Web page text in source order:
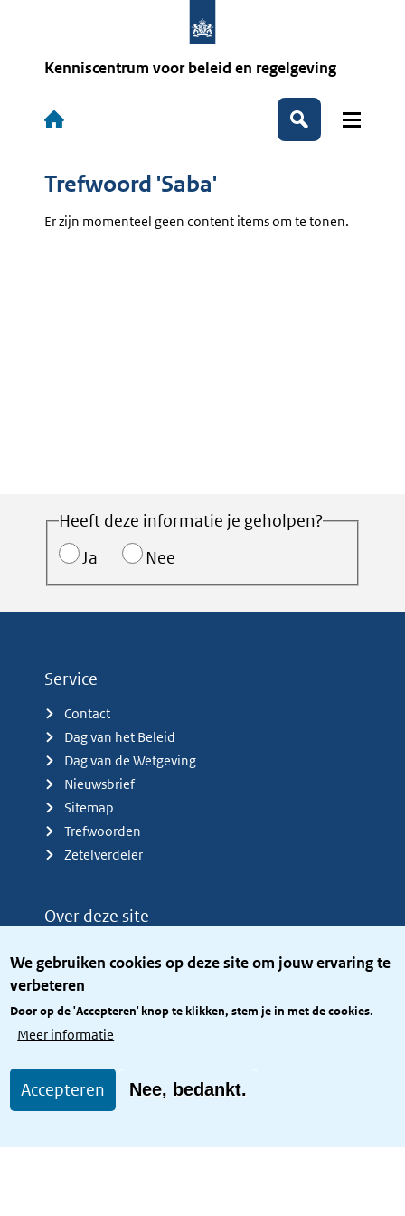
We gebruiken cookies op deze site om jouw ervaring te
verbeteren
Door op de 'Accepteren' knop te klikken, stem je in met de cookies.
Meer informatie
Accepteren Nee, bedankt.
Kenniscentrum voor beleid en regelgeving
Hoofdnavigatie
Zoeken
Trefwoord 'Saba'
Er zijn momenteel geen content items om te tonen.
Heeft deze informatie je geholpen?
Ja
Nee
Service
Contact
Dag van het Beleid
Dag van de Wetgeving
Nieuwsbrief
Sitemap
Trefwoorden
Zetelverdeler
Over deze site
Privacy
Toegang site openbaar
Toegankelijkheid